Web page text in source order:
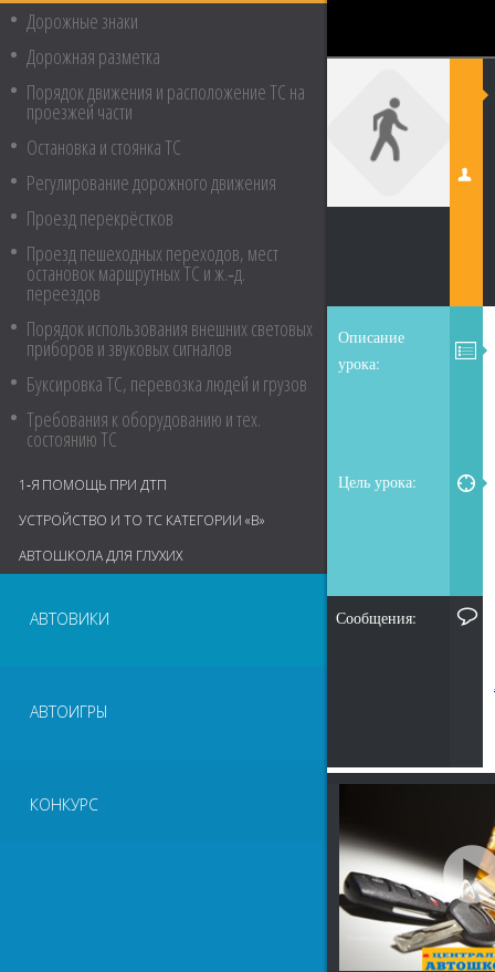
Дорожные знаки
Дорожная разметка
Порядок движения и расположение ТС на
проезжей части
Остановка и стоянка ТС
Регулирование дорожного движения
Проезд перекрёстков
Проезд пешеходных переходов, мест
остановок маршрутных ТС и ж.‑д.
переездов
Порядок использования внешних световых
приборов и звуковых сигналов
Буксировка ТС, перевозка людей и грузов
Требования к оборудованию и тех.
состоянию ТС
1‑Я ПОМОЩЬ ПРИ ДТП
УСТРОЙСТВО И ТО ТС КАТЕГОРИИ «В»
АВТОШКОЛА ДЛЯ ГЛУХИХ
АВТОВИКИ
АВТОИГРЫ
КОНКУРС
Описание
урока:
Цель урока:
Сообщения: